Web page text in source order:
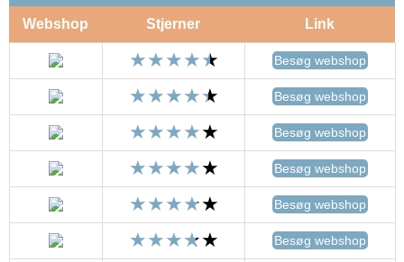
Webshop Stjerner Link
Besøg webshop
Besøg webshop
Besøg webshop
Besøg webshop
Besøg webshop
Besøg webshop